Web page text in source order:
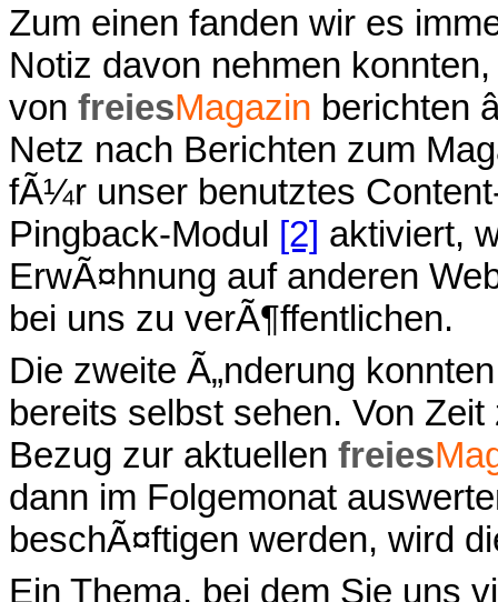
Zum einen fanden wir es
Notiz davon nehmen
von freiesMagazin berichten
Netz nach Berichten zum
fÃ¼r unser benutztes
Pingback-Modul [2] aktiviert,
ErwÃ¤hnung auf anderen
bei uns zu verÃ¶ffentlichen.
Die zweite Ã„nderung
bereits selbst sehen. Von
Bezug zur aktuellen freies
dann im Folgemonat
beschÃ¤ftigen werden, wird
Ein Thema, bei dem Sie uns